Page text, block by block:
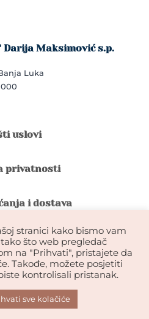
Darija Maksimović s.p.
Luka
uslovi
privatnosti
i dostava
i povrat robe
ekstenzija
stranici kako bismo vam
što web pregledač
na "Prihvati", pristajete da
Takođe, možete posjetiti
kontrolisali pristanak.
sve kolačiće